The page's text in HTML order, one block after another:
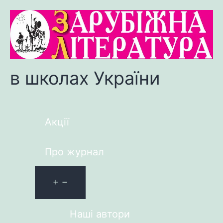
в школах України
Акції
Про журнал
Наші автори